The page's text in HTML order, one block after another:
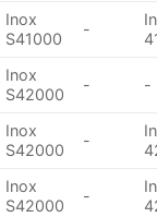
Inox
S41000
-
Inox
S42000
- -
Inox
S42000
-
Inox
S42000
-